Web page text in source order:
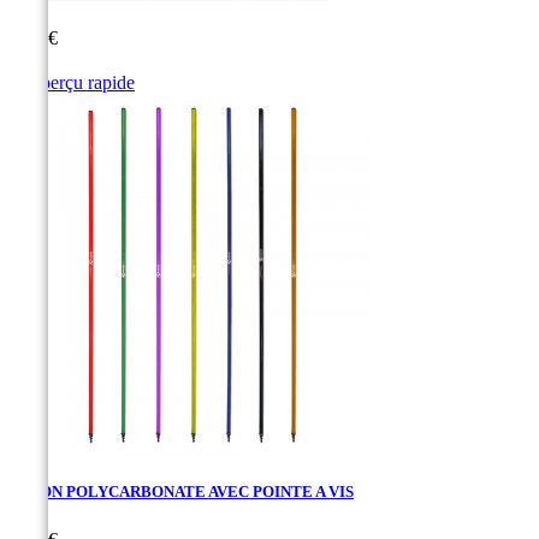
2,60 €
Aperçu rapide
JALON POLYCARBONATE AVEC POINTE A VIS